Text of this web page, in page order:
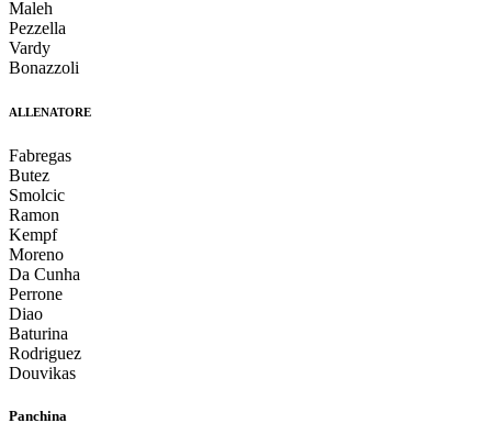
Maleh
Pezzella
Vardy
Bonazzoli
ALLENATORE
Fabregas
Butez
Smolcic
Ramon
Kempf
Moreno
Da Cunha
Perrone
Diao
Baturina
Rodriguez
Douvikas
Panchina